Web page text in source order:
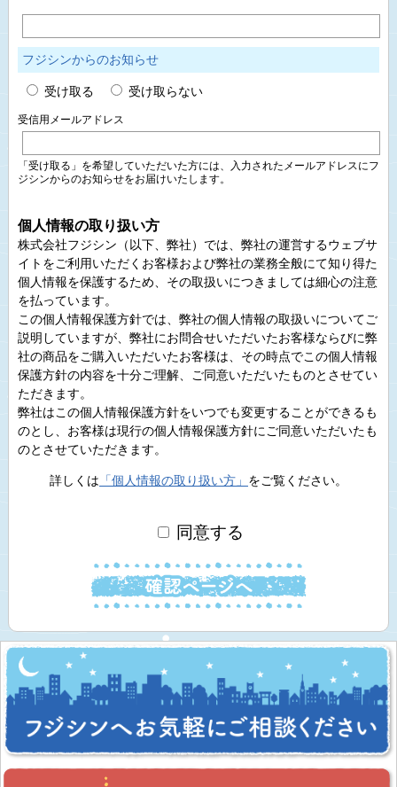
フジシンからのお知らせ
受け取る 受け取らない
受信用メールアドレス
「受け取る」を希望していただいた方には、入力されたメールアドレスにフ
ジシンからのお知らせをお届けいたします。
個人情報の取り扱い方
株式会社フジシン（以下、弊社）では、弊社の運営するウェブサ
イトをご利用いただくお客様および弊社の業務全般にて知り得た
個人情報を保護するため、その取扱いにつきましては細心の注意
を払っています。
この個人情報保護方針では、弊社の個人情報の取扱いについてご
説明していますが、弊社にお問合せいただいたお客様ならびに弊
社の商品をご購入いただいたお客様は、その時点でこの個人情報
保護方針の内容を十分ご理解、ご同意いただいたものとさせてい
ただきます。
弊社はこの個人情報保護方針をいつでも変更することができるも
のとし、お客様は現行の個人情報保護方針にご同意いただいたも
のとさせていただきます。
詳しくは 「個人情報の取り扱い方」 をご覧ください。
同意する